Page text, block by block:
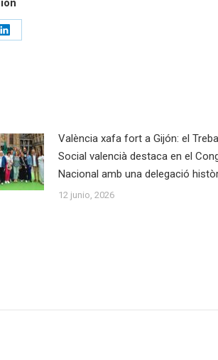
Share
València xafa fort a Gijón: el
Social valencià destaca en el
Nacional amb una delegació
12 junio, 2026